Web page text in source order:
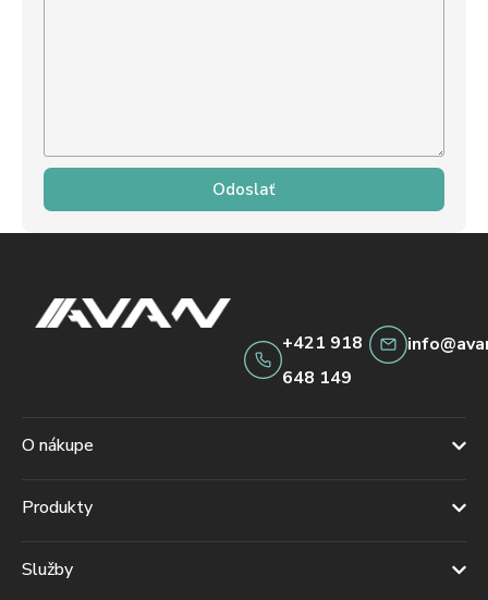
Odoslať
+421 918
648 149
O nákupe
Produkty
Služby